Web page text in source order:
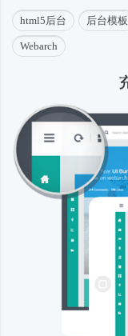
html5后台 后台模板
Webarch